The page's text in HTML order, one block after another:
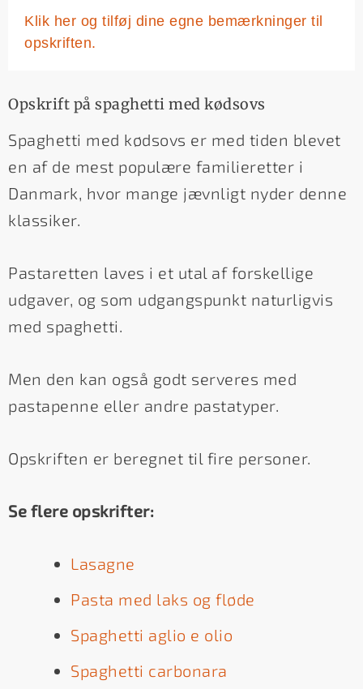
Klik her og tilføj dine egne bemærkninger til
opskriften.
Opskrift på spaghetti med kødsovs
Spaghetti med kødsovs er med tiden blevet
en af de mest populære familieretter i
Danmark, hvor mange jævnligt nyder denne
klassiker.
Pastaretten laves i et utal af forskellige
udgaver, og som udgangspunkt naturligvis
med spaghetti.
Men den kan også godt serveres med
pastapenne eller andre pastatyper.
Opskriften er beregnet til fire personer.
Se flere opskrifter:
Lasagne
Pasta med laks og fløde
Spaghetti aglio e olio
Spaghetti carbonara